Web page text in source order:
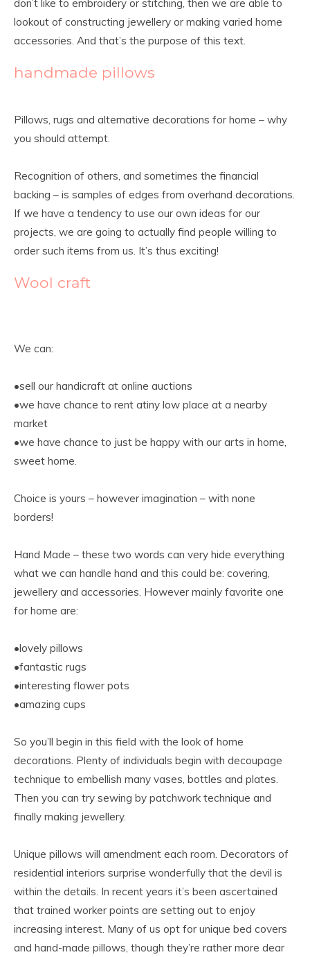
don’t like to embroidery or stitching, then we are able to
lookout of constructing jewellery or making varied home
accessories. And that’s the purpose of this text.
handmade pillows
Pillows, rugs and alternative decorations for home – why
you should attempt.
Recognition of others, and sometimes the financial
backing – is samples of edges from overhand decorations.
If we have a tendency to use our own ideas for our
projects, we are going to actually find people willing to
order such items from us. It’s thus exciting!
Wool craft
We can:
•sell our handicraft at online auctions
•we have chance to rent atiny low place at a nearby
market
•we have chance to just be happy with our arts in home,
sweet home.
Choice is yours – however imagination – with none
borders!
Hand Made – these two words can very hide everything
what we can handle hand and this could be: covering,
jewellery and accessories. However mainly favorite one
for home are:
•lovely pillows
•fantastic rugs
•interesting flower pots
•amazing cups
So you’ll begin in this field with the look of home
decorations. Plenty of individuals begin with decoupage
technique to embellish many vases, bottles and plates.
Then you can try sewing by patchwork technique and
finally making jewellery.
Unique pillows will amendment each room. Decorators of
residential interiors surprise wonderfully that the devil is
within the details. In recent years it’s been ascertained
that trained worker points are setting out to enjoy
increasing interest. Many of us opt for unique bed covers
and hand-made pillows, though they’re rather more dear